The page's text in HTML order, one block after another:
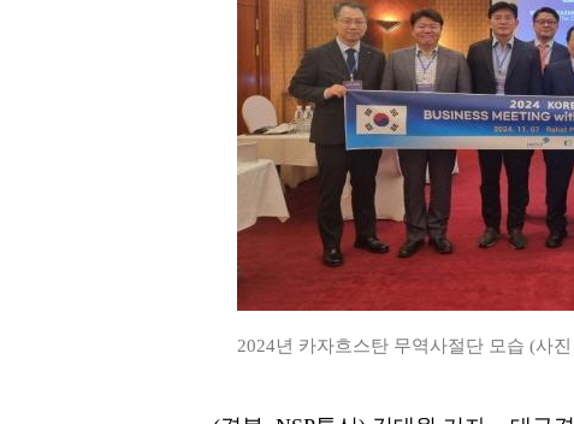
2024년 카자흐스탄 무역사절단 모습 (사